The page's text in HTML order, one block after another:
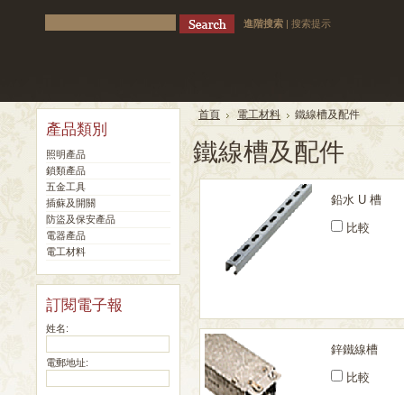
進階搜索 | 搜索提示
產品類別
照明產品
鎖類產品
五金工具
插蘇及開關
防盜及保安產品
電器產品
電工材料
訂閱電子報
姓名:
電郵地址:
首頁 電工材料 鐵線槽及配件
鐵線槽及配件
鉛水 U 槽
比較
鋅鐵線槽
比較